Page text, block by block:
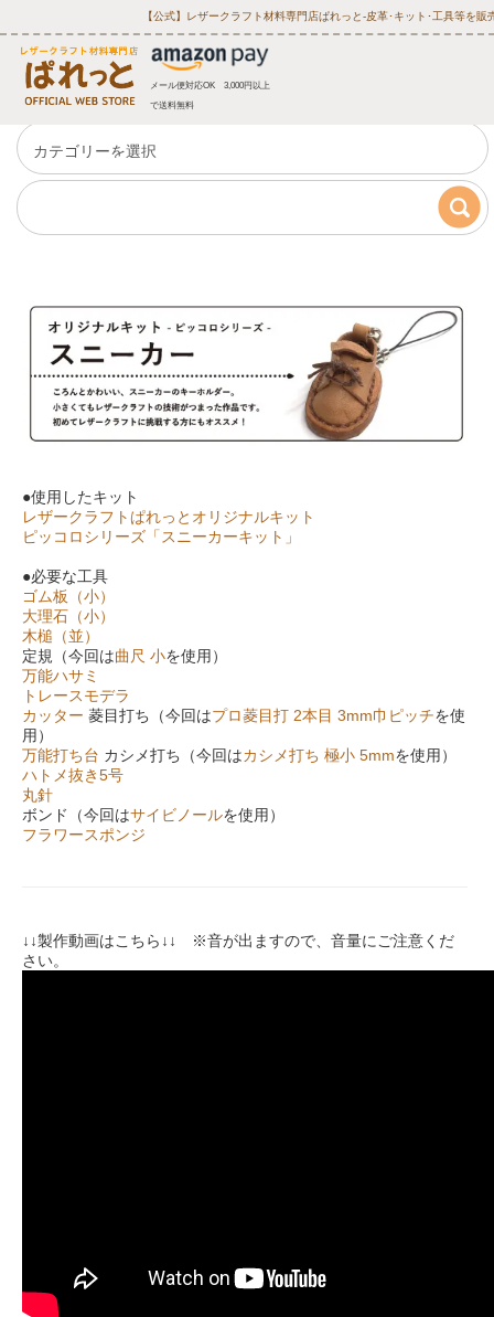
【公式】レザークラフト材料専門店ぱれっと‐皮革･キット･工具等を販
メール便対応OK 3,000円以上
で送料無料
●使用したキット
レザークラフトぱれっとオリジナルキット
ピッコロシリーズ「スニーカーキット」
●必要な工具
ゴム板（小）
大理石（小）
木槌（並）
定規（今回は曲尺 小を使用）
万能ハサミ
トレースモデラ
カッター 菱目打ち（今回はプロ菱目打 2本目 3mm巾ピッチを使
用）
万能打ち台 カシメ打ち（今回はカシメ打ち 極小 5mmを使用）
ハトメ抜き5号
丸針
ボンド（今回はサイビノールを使用）
フラワースポンジ
↓↓製作動画はこちら↓↓ ※音が出ますので、音量にご注意くだ
さい。